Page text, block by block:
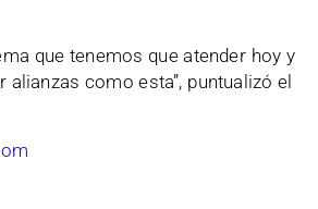
que tenemos que atender hoy y
como esta”, puntualizó el